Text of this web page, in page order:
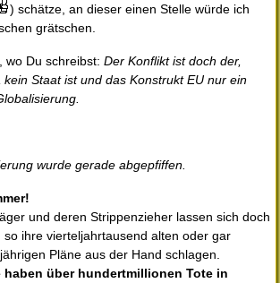
) schätze, an dieser einen Stelle würde ich
grätschen.
wo Du schreibst: Der Konflikt ist doch der,
kein Staat ist und das Konstrukt EU nur ein
wurde gerade abgepfiffen.
und deren Strippenzieher lassen sich doch
so ihre vierteljahrtausend alten oder gar
Pläne aus der Hand schlagen.
haben über hundertmillionen Tote in